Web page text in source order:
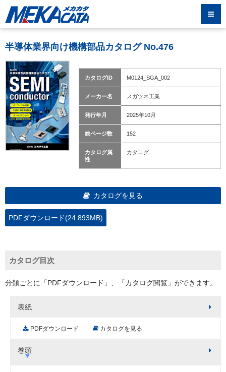
半導体業界向け機構部品カタログ No.476
カタログID M0124_SGA_002
メーカー名 スガツネ工業
発行年月 2025年10月
総ページ数 152
カタログ属
性
カタログ
カタログを見る
PDFダウンロード(24.893MB)
カタログ目次
分類ごとに「PDFダウンロード」、「カタログ閲覧」ができます。
表紙
PDFダウンロード カタログを見る
巻頭